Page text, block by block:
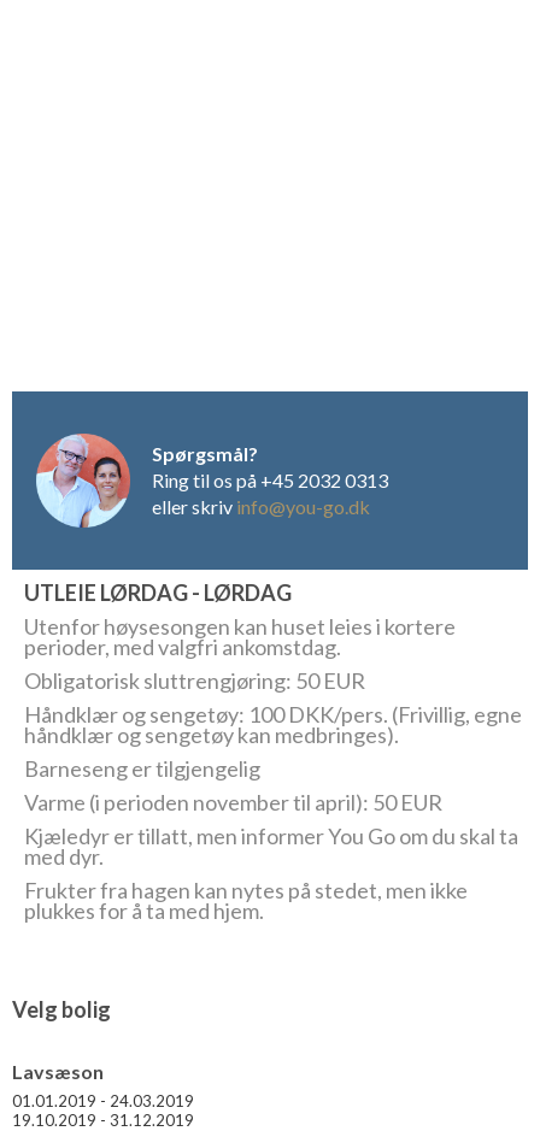
Spørgsmål?
Ring til os på +45 2032 0313
eller skriv info@you-go.dk
UTLEIE LØRDAG - LØRDAG
Utenfor høysesongen kan huset leies i kortere
perioder, med valgfri ankomstdag.
Obligatorisk sluttrengjøring: 50 EUR
Håndklær og sengetøy: 100 DKK/pers. (Frivillig, egne
håndklær og sengetøy kan medbringes).
Barneseng er tilgjengelig
Varme (i perioden november til april): 50 EUR
Kjæledyr er tillatt, men informer You Go om du skal ta
med dyr.
Frukter fra hagen kan nytes på stedet, men ikke
plukkes for å ta med hjem.
Velg bolig
Lavsæson
01.01.2019 - 24.03.2019
19.10.2019 - 31.12.2019